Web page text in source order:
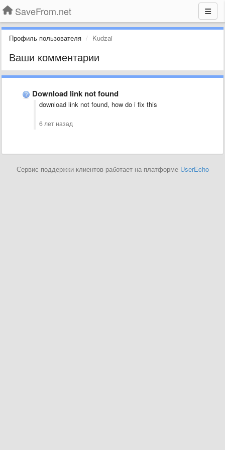
SaveFrom.net
Профиль пользователя Kudzai
Ваши комментарии
Download link not found
download link not found, how do i fix this
6 лет назад
Сервис поддержки клиентов работает на платформе UserEcho